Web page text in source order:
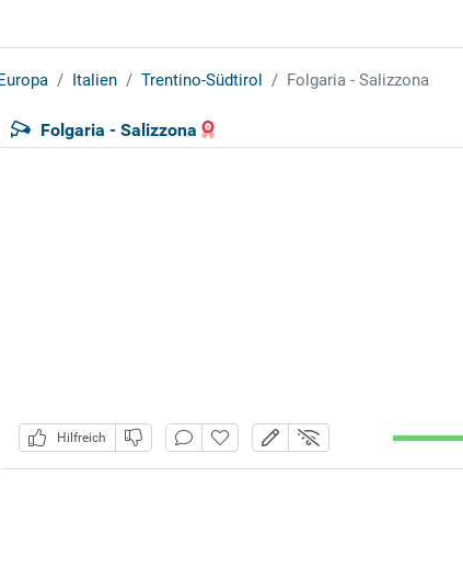
Italien Trentino-Südtirol Folgaria - Salizzona
Folgaria - Salizzona
Hilfreich